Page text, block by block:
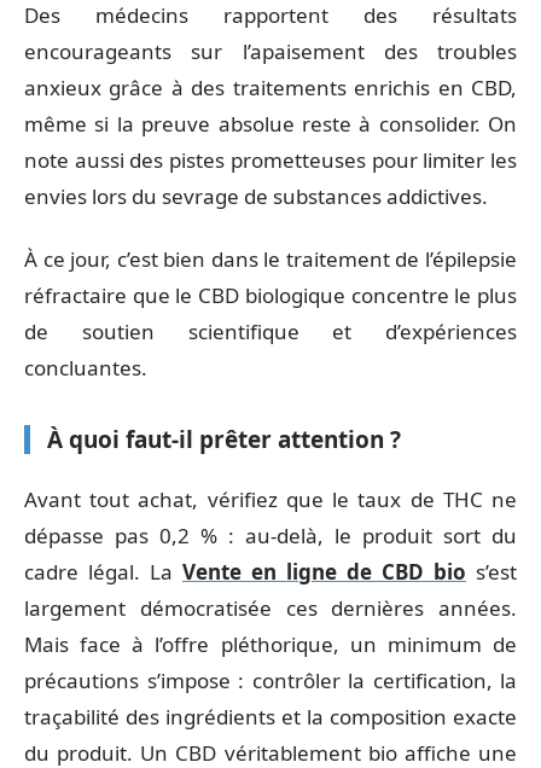
Des médecins rapportent des résultats
encourageants sur l’apaisement des troubles
anxieux grâce à des traitements enrichis en CBD,
même si la preuve absolue reste à consolider. On
note aussi des pistes prometteuses pour limiter les
envies lors du sevrage de substances addictives.
À ce jour, c’est bien dans le traitement de l’épilepsie
réfractaire que le CBD biologique concentre le plus
de soutien scientifique et d’expériences
concluantes.
À quoi faut-il prêter attention ?
Avant tout achat, vérifiez que le taux de THC ne
dépasse pas 0,2 % : au-delà, le produit sort du
cadre légal. La Vente en ligne de CBD bio s’est
largement démocratisée ces dernières années.
Mais face à l’offre pléthorique, un minimum de
précautions s’impose : contrôler la certification, la
traçabilité des ingrédients et la composition exacte
du produit. Un CBD véritablement bio affiche une